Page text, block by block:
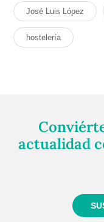
José Luis López
hostelería
actualidad